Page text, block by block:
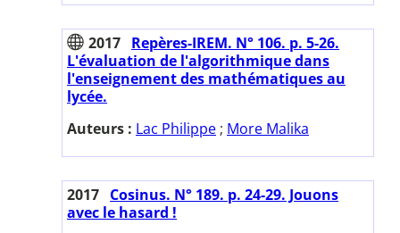
2017 Repères-IREM. N° 106. p. 5-26.
L'évaluation de l'algorithmique dans
l'enseignement des mathématiques au
lycée.
Auteurs : Lac Philippe ; More Malika
2017 Cosinus. N° 189. p. 24-29. Jouons
avec le hasard !